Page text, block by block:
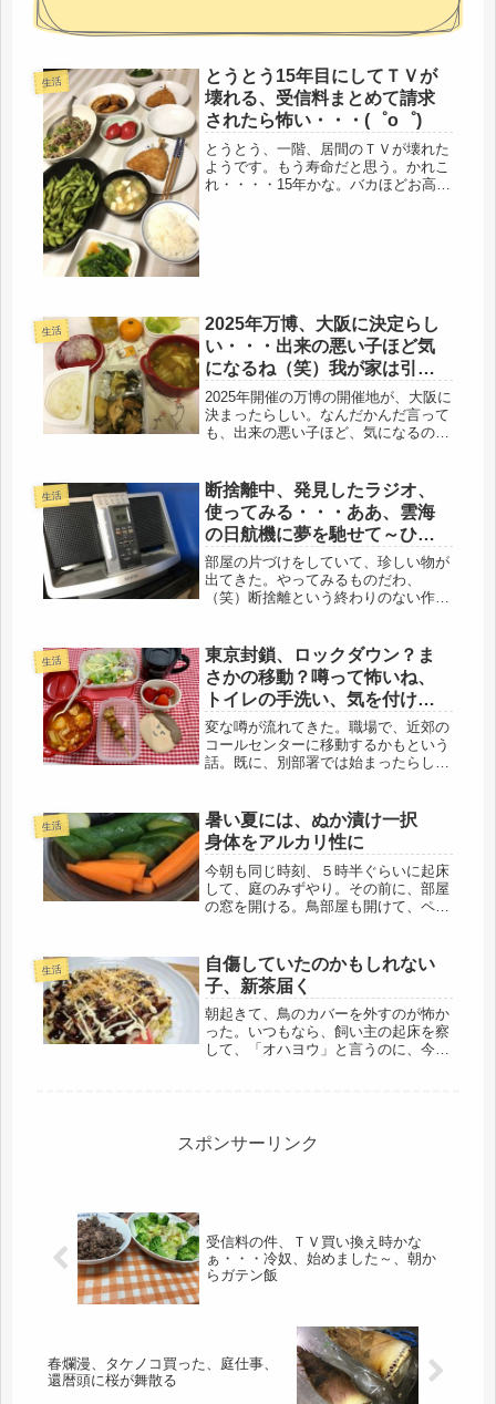
生活
とうとう15年目にしてＴＶが
壊れる、受信料まとめて請求
されたら怖い・・・(゜o゜)
とうとう、一階、居間のＴＶが壊れた
ようです。もう寿命だと思う。かれこ
れ・・・・15年かな。バカほどお高い
生活
2025年万博、大阪に決定らし
い・・・出来の悪い子ほど気
になるね（笑）我が家は引っ
越し準備、真っ最中。
2025年開催の万博の開催地が、大阪に
決まったらしい。なんだかんだ言って
も、出来の悪い子ほど、気になるのと
の年代、東京オリンピックも見ている
し、前回の万博、中学2年生で、学
校...
生活
断捨離中、発見したラジオ、
使ってみる・・・ああ、雲海
の日航機に夢を馳せて～ひと
りご飯はチキンカツ
部屋の片づけをしていて、珍しい物が
出てきた。やってみるものだわ、
（笑）断捨離という終わりのない作業
たようだ。およそ８年ほど前から、本
棚や戸棚、押し入れ、クローゼット、
詰め...
生活
東京封鎖、ロックダウン？ま
さかの移動？噂って怖いね、
トイレの手洗い、気を付けて
ます。
変な噂が流れてきた。職場で、近郊の
コールセンターに移動するかもという
話。既に、別部署では始まったらしい
ある。それなら、辞めるという人も出
てます。これって・・・東京封鎖、ロ
ッ...
生活
暑い夏には、ぬか漬け一択
身体をアルカリ性に
今朝も同じ時刻、５時半ぐらいに起床
して、庭のみずやり。その前に、部屋
の窓を開ける。鳥部屋も開けて、ペッ
吹いてくるので。ヨウムは、その風の
違いがわかるようで、窓を開ける時、
「...
生活
自傷していたのかもしれない
子、新茶届く
朝起きて、鳥のカバーを外すのが怖か
った。いつもなら、飼い主の起床を察
して、「オハヨウ」と言うのに、今朝
ま...
スポンサーリンク
受信料の件、ＴＶ買い換え時かな
ぁ・・・冷奴、始めました～、朝か
らガテン飯
春爛漫、タケノコ買った、庭仕事、
還暦頭に桜が舞散る